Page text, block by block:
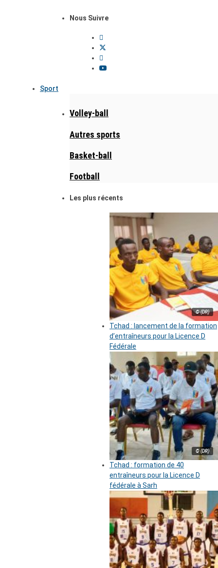
Nous Suivre
Sport
Volley-ball
Autres sports
Basket-ball
Football
Les plus récents
© (DR)
Tchad : lancement de la formation
d’entraîneurs pour la Licence D
Fédérale
© (DR)
Tchad : formation de 40
entraîneurs pour la Licence D
fédérale à Sarh